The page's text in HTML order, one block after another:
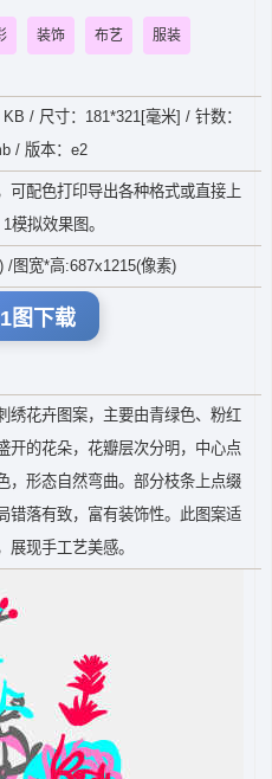
装饰 布艺 服装
/ 尺寸：181*321[毫米] / 针数：
/ 版本：e2
可配色打印导出各种格式或直接上
模拟效果图。
/图宽*高:687x1215(像素)
图下载
绣花卉图案，主要由青绿色、粉红
开的花朵，花瓣层次分明，中心点
，形态自然弯曲。部分枝条上点缀
错落有致，富有装饰性。此图案适
现手工艺美感。